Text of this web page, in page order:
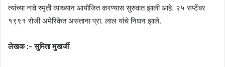
त्यांच्या नावे स्मृती व्याख्यान आयोजित करण्यास सुरुवात झाली आहे. २५ सप्टेंबर
१९९१ रोजी अमेरिकेत असताना प्रा. लाल यांचे निधन झाले.
लेखक :- सुमिता मुखर्जी